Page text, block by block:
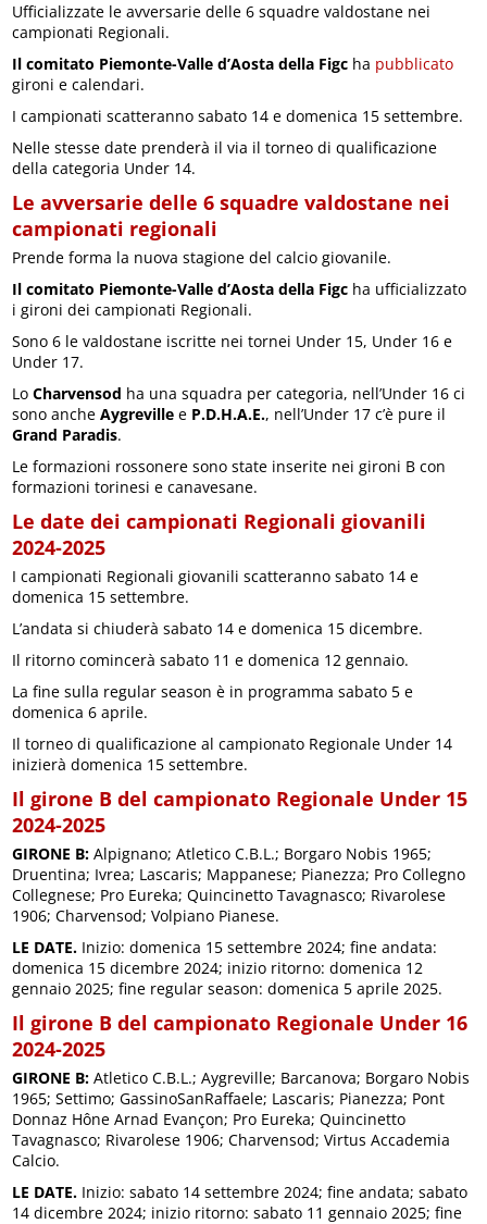
Ufficializzate le avversarie delle 6 squadre valdostane nei
campionati Regionali.
Il comitato Piemonte-Valle d’Aosta della Figc ha pubblicato
gironi e calendari.
I campionati scatteranno sabato 14 e domenica 15 settembre.
Nelle stesse date prenderà il via il torneo di qualificazione
della categoria Under 14.
Le avversarie delle 6 squadre valdostane nei
campionati regionali
Prende forma la nuova stagione del calcio giovanile.
Il comitato Piemonte-Valle d’Aosta della Figc ha ufficializzato
i gironi dei campionati Regionali.
Sono 6 le valdostane iscritte nei tornei Under 15, Under 16 e
Under 17.
LoCharvensod ha una squadra per categoria, nell’Under 16 ci
sono ancheAygreville e P.D.H.A.E., nell’Under 17 c’è pure il
Grand Paradis.
Le formazioni rossonere sono state inserite nei gironi B con
formazioni torinesi e canavesane.
Le date dei campionati Regionali giovanili
2024-2025
I campionati Regionali giovanili scatteranno sabato 14 e
domenica 15 settembre.
L’andata si chiuderà sabato 14 e domenica 15 dicembre.
Il ritorno comincerà sabato 11 e domenica 12 gennaio.
La fine sulla regular season è in programma sabato 5 e
domenica 6 aprile.
Il torneo di qualificazione al campionato Regionale Under 14
inizierà domenica 15 settembre.
Il girone B del campionato Regionale Under 15
2024-2025
GIRONE B: Alpignano; Atletico C.B.L.; Borgaro Nobis 1965;
Druentina; Ivrea; Lascaris; Mappanese; Pianezza; Pro Collegno
Collegnese; Pro Eureka; Quincinetto Tavagnasco; Rivarolese
1906; Charvensod; Volpiano Pianese.
LE DATE. Inizio: domenica 15 settembre 2024; fine andata:
domenica 15 dicembre 2024; inizio ritorno: domenica 12
gennaio 2025; fine regular season: domenica 5 aprile 2025.
Il girone B del campionato Regionale Under 16
2024-2025
GIRONE B: Atletico C.B.L.; Aygreville; Barcanova; Borgaro Nobis
1965; Settimo; GassinoSanRaffaele; Lascaris; Pianezza; Pont
Donnaz Hône Arnad Evançon; Pro Eureka; Quincinetto
Tavagnasco; Rivarolese 1906; Charvensod; Virtus Accademia
Calcio.
LE DATE. Inizio: sabato 14 settembre 2024; fine andata; sabato
14 dicembre 2024; inizio ritorno: sabato 11 gennaio 2025; fine